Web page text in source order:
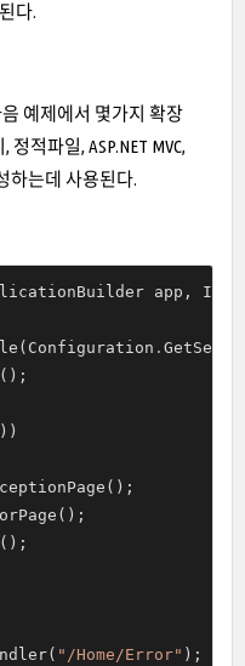
다.
음 예제에서 몇가지 확장
적파일, ASP.NET MVC,
하는데 사용된다.
app,
.
"/Home/Error" );